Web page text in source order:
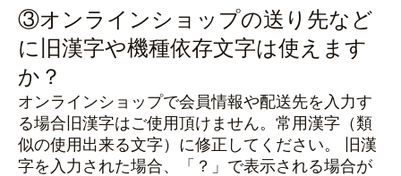
③オンラインショップの送り先など
に旧漢字や機種依存文字は使えます
か？
オンラインショップで会員情報や配送先を入力す
る場合旧漢字はご使用頂けません。常用漢字（類
似の使用出来る文字）に修正してください。 旧漢
字を入力された場合、「？」で表示される場合が